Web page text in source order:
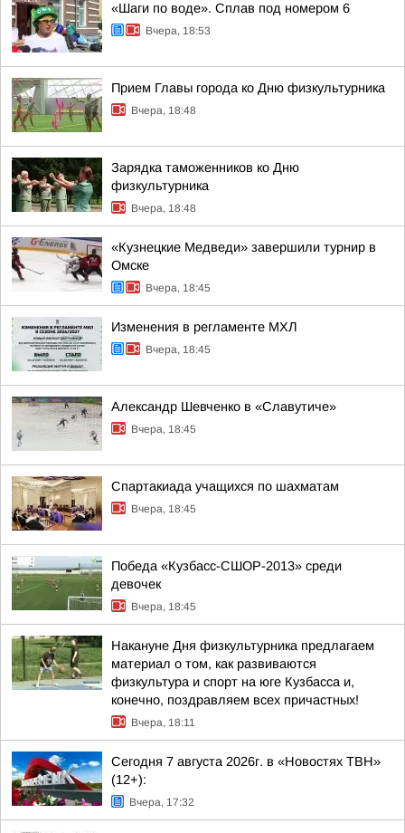
«Шаги по воде». Сплав под номером 6
Вчера, 18:53
Прием Главы города ко Дню физкультурника
Вчера, 18:48
Зарядка таможенников ко Дню
физкультурника
Вчера, 18:48
«Кузнецкие Медведи» завершили турнир в
Омске
Вчера, 18:45
Изменения в регламенте МХЛ
Вчера, 18:45
Александр Шевченко в «Славутиче»
Вчера, 18:45
Спартакиада учащихся по шахматам
Вчера, 18:45
Победа «Кузбасс-СШОР-2013» среди
девочек
Вчера, 18:45
Накануне Дня физкультурника предлагаем
материал о том, как развиваются
физкультура и спорт на юге Кузбасса и,
конечно, поздравляем всех причастных!
Вчера, 18:11
Сегодня 7 августа 2026г. в «Новостях ТВН»
(12+):
Вчера, 17:32